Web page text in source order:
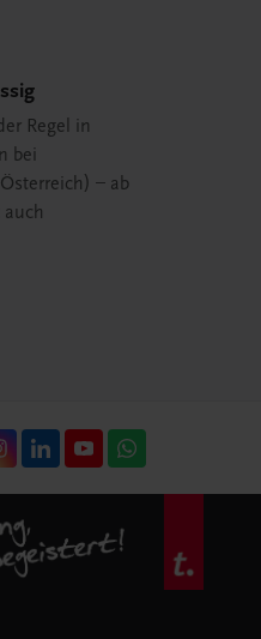
Regel in
bei
– ab
auch